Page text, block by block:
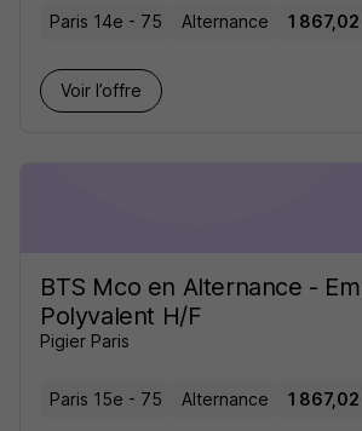
Paris 14e - 75 Alternance 1
Voir l’offre
BTS Mco en Alternance -
Polyvalent H/F
Pigier Paris
Paris 15e - 75 Alternance 1